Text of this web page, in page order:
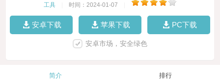
工具 时间：2024-01-07
安卓下载 苹果下载 PC下载
安卓市场，安全绿色
简介 排行